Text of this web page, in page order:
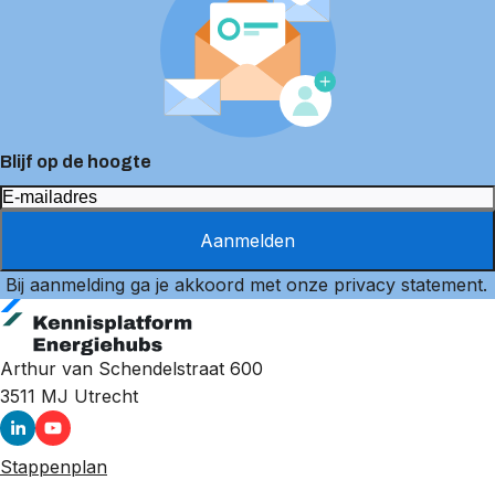
Blijf op de hoogte
Aanmelden
Bij aanmelding ga je akkoord met onze privacy statement.
Arthur van Schendelstraat 600
3511 MJ Utrecht
Stappenplan